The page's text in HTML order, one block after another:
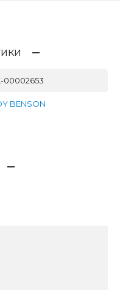
00002653
BENSON